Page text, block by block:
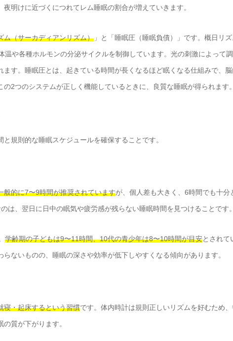
明けに近づくにつれてレム睡眠の割合が増えていきます。
ム（サーカディアンリズム） 」と「睡眠圧（睡眠負債）」です。概日リ
や各種ホルモンの分泌サイクルを制御しています。光の刺激によって
す。睡眠圧とは、起きている時間が長くなるほど眠くなる仕組みで、
2つのシステムが正しく機能しているときに、良質な睡眠が得られます
規則的な睡眠スケジュールを確保することです。
般的に7〜9時間が推奨されていますが、個人差も大きく、6時間でも十分
は、翌日に日中の眠気や疲労感が残らない睡眠時間を見つけることです
学齢期の子どもは9〜11時間、10代の青少年は8〜10時間が目安とされて
ないものの、睡眠の深さや効率が低下しやすくなる傾向があります。
寝・起床するという習慣です。体内時計は規則正しいリズムを好むため
質が下がります。